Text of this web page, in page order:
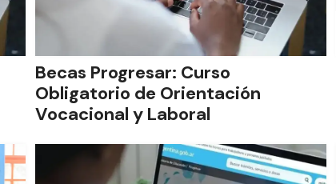
Becas Progresar: Curso
Obligatorio de Orientación
Vocacional y Laboral